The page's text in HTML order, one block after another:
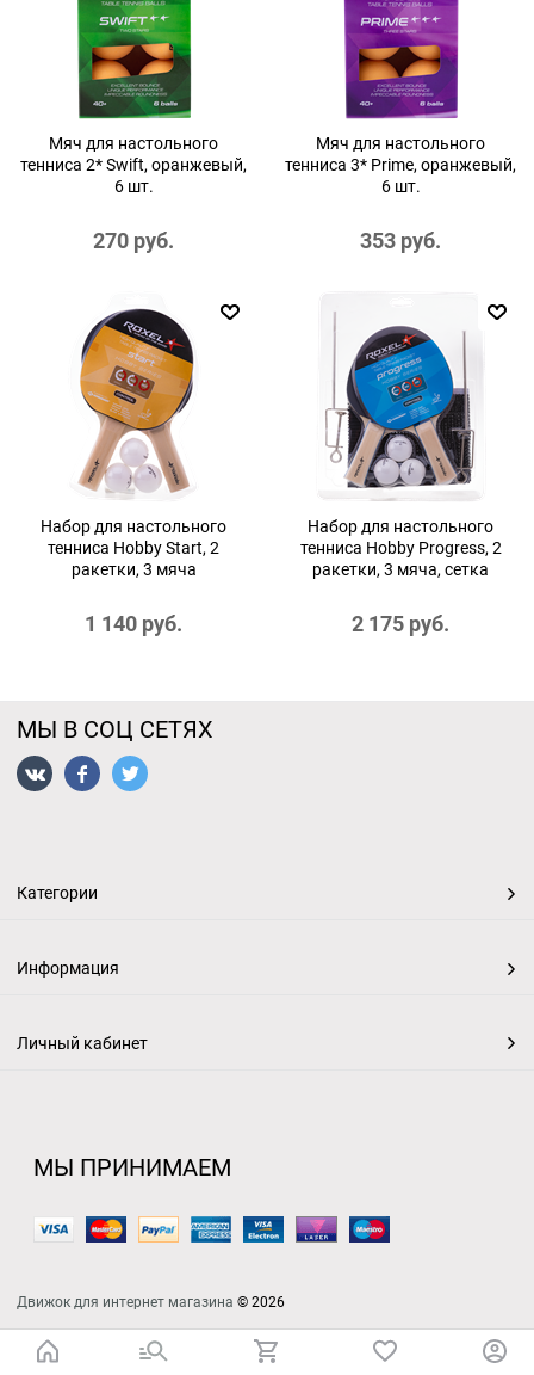
Мяч для настольного
тенниса 2* Swift, оранжевый,
6 шт.
270 руб.
Мяч для настольного
тенниса 3* Prime, оранжевый,
6 шт.
353 руб.
Набор для настольного
тенниса Hobby Start, 2
ракетки, 3 мяча
1 140 руб.
Набор для настольного
тенниса Hobby Progress, 2
ракетки, 3 мяча, сетка
2 175 руб.
МЫ В СОЦ СЕТЯХ
Категории
Информация
Личный кабинет
МЫ ПРИНИМАЕМ
Движок для интернет магазина © 2026